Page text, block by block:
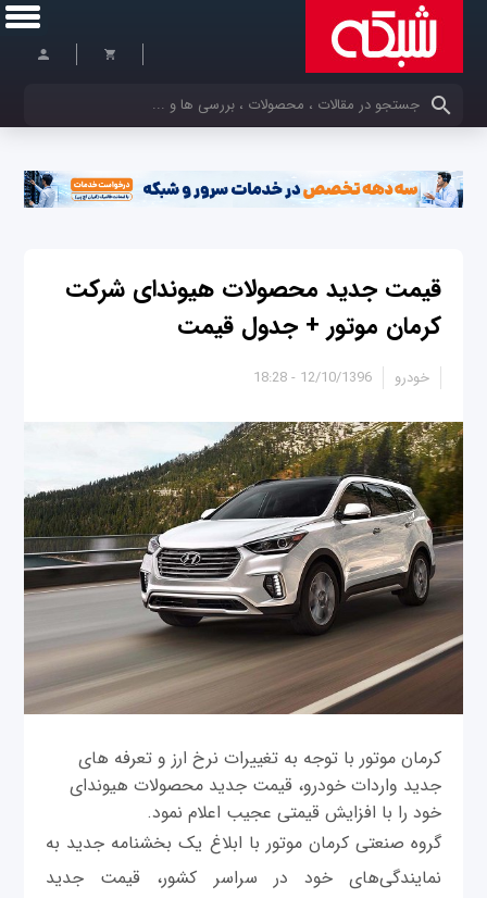
کلمات کلیدی خود را وارد کنید
قیمت جدید محصولات هیوندای شرکت
کرمان موتور + جدول قیمت
12/10/1396 - 18:28 خودرو
کرمان موتور با توجه به تغییرات نرخ ارز و تعرفه های
جدید واردات خودرو، قیمت جدید محصولات هیوندای
خود را با افزایش قیمتی عجیب اعلام نمود.
گروه صنعتی کرمان موتور با ابلاغ یک بخشنامه جدید به
نمایندگی‌های خود در سراسر کشور، قیمت جدید